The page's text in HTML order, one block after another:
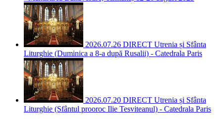
2026.07.26 DIRECT Utrenia și Sfânta
Liturghie (Duminica a 8-a după Rusalii) - Catedrala Paris
2026.07.20 DIRECT Utrenia și Sfânta
Liturghie (Sfântul prooroc Ilie Tesviteanul) - Catedrala Paris